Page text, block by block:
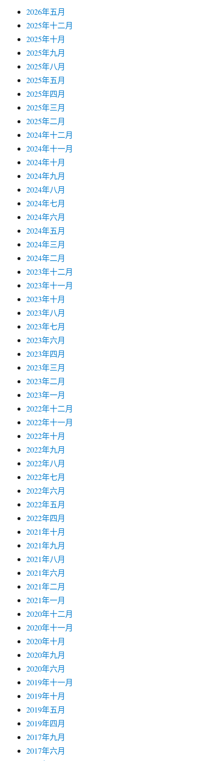
2026年五月
2025年十二月
2025年十月
2025年九月
2025年八月
2025年五月
2025年四月
2025年三月
2025年二月
2024年十二月
2024年十一月
2024年十月
2024年九月
2024年八月
2024年七月
2024年六月
2024年五月
2024年三月
2024年二月
2023年十二月
2023年十一月
2023年十月
2023年八月
2023年七月
2023年六月
2023年四月
2023年三月
2023年二月
2023年一月
2022年十二月
2022年十一月
2022年十月
2022年九月
2022年八月
2022年七月
2022年六月
2022年五月
2022年四月
2021年十月
2021年九月
2021年八月
2021年六月
2021年二月
2021年一月
2020年十二月
2020年十一月
2020年十月
2020年九月
2020年六月
2019年十一月
2019年十月
2019年五月
2019年四月
2017年九月
2017年六月